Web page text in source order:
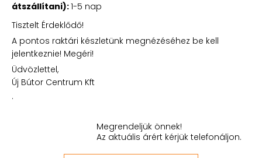
átszállítani):1-5 nap
Tisztelt Érdeklődő!
A pontos raktári készletünk megnézéséhez be kell
jelentkeznie! Megéri!
Üdvözlettel,
Új Bútor Centrum Kft
.
Megrendeljük önnek!
Az aktuális árért kérjük telefonáljon.